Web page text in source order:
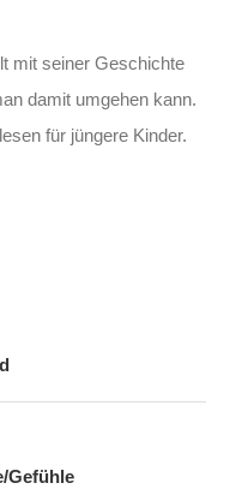
mit seiner Geschichte
damit umgehen kann.
für jüngere Kinder.
Gefühle